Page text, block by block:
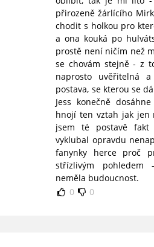
přirozeně žárlícího
chodit s holkou pro
a ona kouká po
prostě není ničím než
se chovám stejně - z
naprosto uvěřitelná
postava, se kterou se
Jess konečně
hnojí ten vztah jak jen
jsem té postavě
vyklubal opravdu
fanynky herce proč
střízlivým
neměla budoucnost.
0
0